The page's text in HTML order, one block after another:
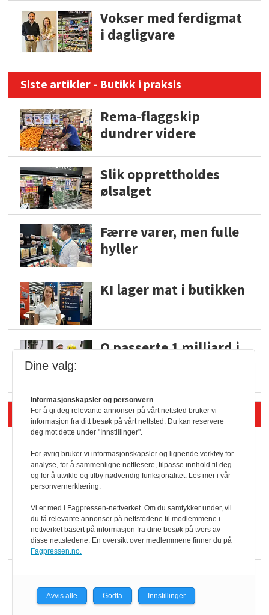
Vokser med ferdigmat
i dagligvare
Siste artikler - Butikk i praksis
Rema-flaggskip
dundrer videre
Slik opprettholdes
ølsalget
Færre varer, men fulle
hyller
KI lager mat i butikken
Q passerte 1 milliard i
Siste artikler - Økologisk
Kolonihagens norske
yoghurt: Trues av
melkemangel
Marit Kolby vant
Økologisk Norge sin
hederspris
økologisk i butikkhylla
Dine valg:
Informasjonskapsler og personvern
For å gi deg relevante annonser på vårt nettsted bruker vi
informasjon fra ditt besøk på vårt nettsted. Du kan reservere
deg mot dette under "Innstillinger".
For øvrig bruker vi informasjonskapsler og lignende verktøy for
analyse, for å sammenligne nettlesere, tilpasse innhold til deg
og for å utvikle og tilby nødvendig funksjonalitet. Les mer i vår
personvernerklæring.
Vi er med i Fagpressen-nettverket. Om du samtykker under, vil
du få relevante annonser på nettstedene til medlemmene i
nettverket basert på informasjon fra dine besøk på tvers av
disse nettstedene. En oversikt over medlemmene finner du på
Fagpressen.no.
Avvis alle Godta Innstillinger